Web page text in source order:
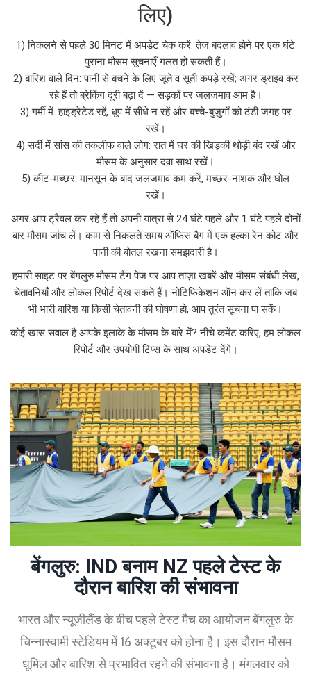
लिए)
1) निकलने से पहले 30 मिनट में अपडेट चेक करें: तेज बदलाव होने पर एक घंटे
पुराना मौसम सूचनाएँ गलत हो सकती हैं।
2) बारिश वाले दिन: पानी से बचने के लिए जूते व सूती कपड़े रखें; अगर ड्राइव कर
रहे हैं तो ब्रेकिंग दूरी बढ़ा दें — सड़कों पर जलजमाव आम है।
3) गर्मी में: हाइड्रेटेड रहें, धूप में सीधे न रहें और बच्चे-बुज़ुर्गों को ठंडी जगह पर
रखें।
4) सर्दी में सांस की तकलीफ वाले लोग: रात में घर की खिड़की थोड़ी बंद रखें और
मौसम के अनुसार दवा साथ रखें।
5) कीट-मच्छर: मानसून के बाद जलजमाव कम करें, मच्छर-नाशक और घोल
रखें।
अगर आप ट्रैवल कर रहे हैं तो अपनी यात्रा से 24 घंटे पहले और 1 घंटे पहले दोनों
बार मौसम जांच लें। काम से निकलते समय ऑफिस बैग में एक हल्का रेन कोट और
पानी की बोतल रखना समझदारी है।
हमारी साइट पर बेंगलुरु मौसम टैग पेज पर आप ताज़ा खबरें और मौसम संबंधी लेख,
चेतावनियाँ और लोकल रिपोर्ट देख सकते हैं। नोटिफिकेशन ऑन कर लें ताकि जब
भी भारी बारिश या किसी चेतावनी की घोषणा हो, आप तुरंत सूचना पा सकें।
कोई खास सवाल है आपके इलाके के मौसम के बारे में? नीचे कमेंट करिए, हम लोकल
रिपोर्ट और उपयोगी टिप्स के साथ अपडेट देंगे।
बेंगलुरु: IND बनाम NZ पहले टेस्ट के
दौरान बारिश की संभावना
भारत और न्यूजीलैंड के बीच पहले टेस्ट मैच का आयोजन बेंगलुरु के
चिन्नास्वामी स्टेडियम में 16 अक्टूबर को होना है। इस दौरान मौसम
धूमिल और बारिश से प्रभावित रहने की संभावना है। मंगलवार को